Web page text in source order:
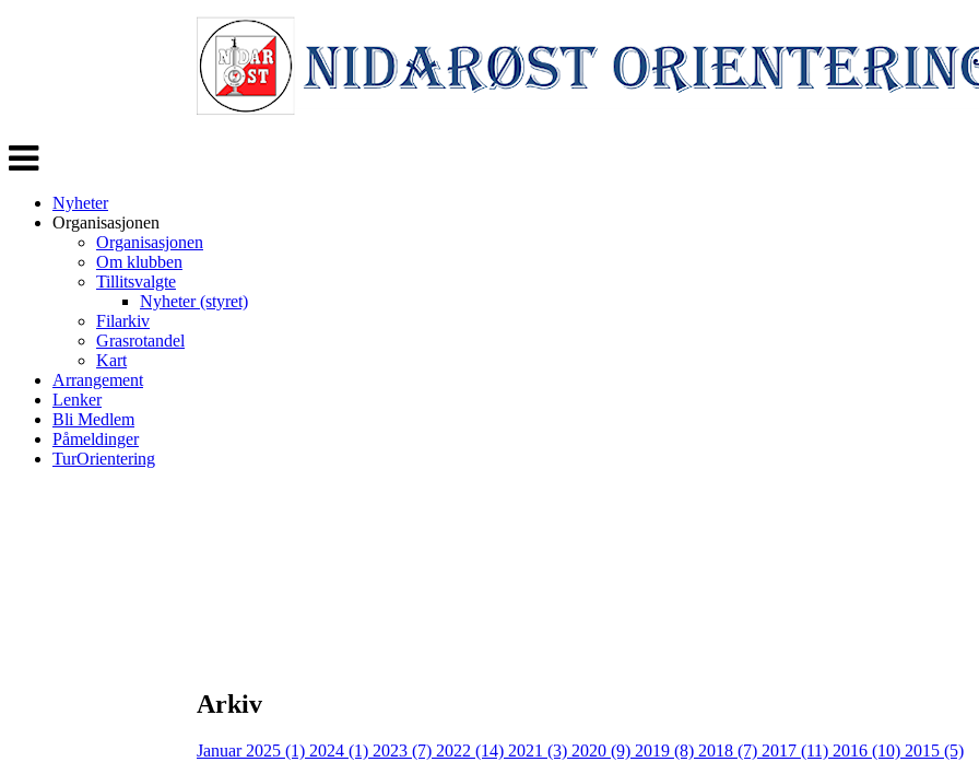
Veksle
navigasjon
Nyheter
Organisasjonen
Organisasjonen
Om klubben
Tillitsvalgte
Nyheter (styret)
Filarkiv
Grasrotandel
Kart
Arrangement
Lenker
Bli Medlem
Påmeldinger
TurOrientering
Arkiv
Januar 2025 (1) 2024 (1) 2023 (7) 2022 (14) 2021 (3) 2020 (9) 2019 (8) 2018 (7) 2017 (11) 2016 (10) 2015 (5)